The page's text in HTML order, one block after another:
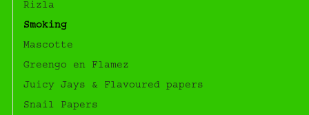
Rizla
Smoking
Mascotte
Greengo en Flamez
Juicy Jays & Flavoured papers
Snail Papers